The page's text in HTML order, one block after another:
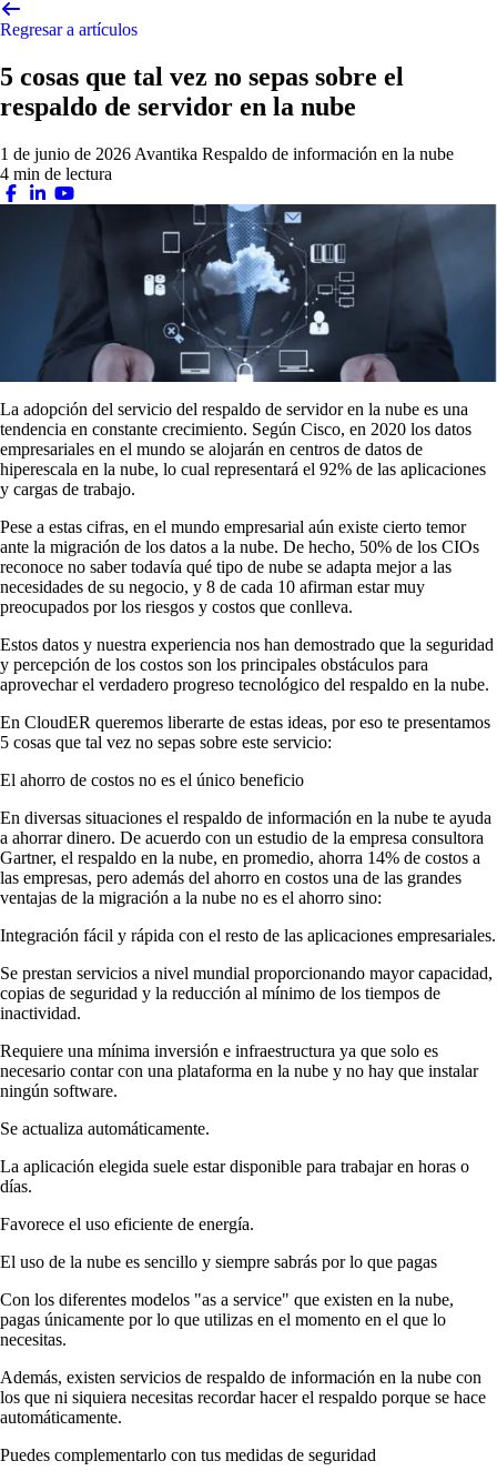
Regresar a artículos
5 cosas que tal vez no sepas sobre el
respaldo de servidor en la nube
1 de junio de 2026 Avantika Respaldo de información en la nube
4 min de lectura
La adopción del servicio del respaldo de servidor en la nube es una
tendencia en constante crecimiento. Según Cisco, en 2020 los datos
empresariales en el mundo se alojarán en centros de datos de
hiperescala en la nube, lo cual representará el 92% de las aplicaciones
y cargas de trabajo.
Pese a estas cifras, en el mundo empresarial aún existe cierto temor
ante la migración de los datos a la nube. De hecho, 50% de los CIOs
reconoce no saber todavía qué tipo de nube se adapta mejor a las
necesidades de su negocio, y 8 de cada 10 afirman estar muy
preocupados por los riesgos y costos que conlleva.
Estos datos y nuestra experiencia nos han demostrado que la seguridad
y percepción de los costos son los principales obstáculos para
aprovechar el verdadero progreso tecnológico del respaldo en la nube.
En CloudER queremos liberarte de estas ideas, por eso te presentamos
5 cosas que tal vez no sepas sobre este servicio:
El ahorro de costos no es el único beneficio
En diversas situaciones el respaldo de información en la nube te ayuda
a ahorrar dinero. De acuerdo con un estudio de la empresa consultora
Gartner, el respaldo en la nube, en promedio, ahorra 14% de costos a
las empresas, pero además del ahorro en costos una de las grandes
ventajas de la migración a la nube no es el ahorro sino:
Integración fácil y rápida con el resto de las aplicaciones empresariales.
Se prestan servicios a nivel mundial proporcionando mayor capacidad,
copias de seguridad y la reducción al mínimo de los tiempos de
inactividad.
Requiere una mínima inversión e infraestructura ya que solo es
necesario contar con una plataforma en la nube y no hay que instalar
ningún software.
Se actualiza automáticamente.
La aplicación elegida suele estar disponible para trabajar en horas o
días.
Favorece el uso eficiente de energía.
El uso de la nube es sencillo y siempre sabrás por lo que pagas
Con los diferentes modelos "as a service" que existen en la nube,
pagas únicamente por lo que utilizas en el momento en el que lo
necesitas.
Además, existen servicios de respaldo de información en la nube con
los que ni siquiera necesitas recordar hacer el respaldo porque se hace
automáticamente.
Puedes complementarlo con tus medidas de seguridad